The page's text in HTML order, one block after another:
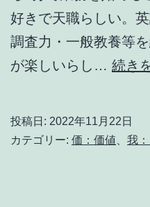
好きで天職らしい。
調査力・一般教養等
が楽しいらし… 続き
投稿日: 2022年11月22日
カテゴリー: 価：価値 我